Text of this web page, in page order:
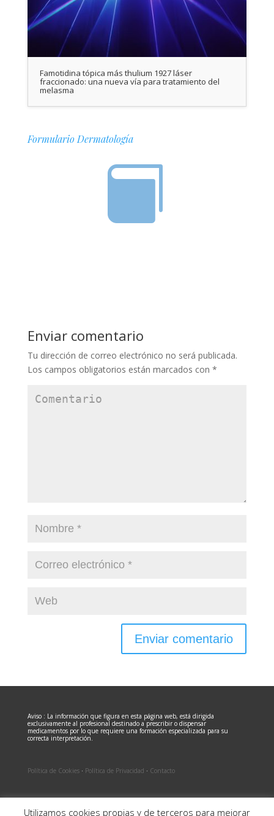
Famotidina tópica más thulium 1927 láser
fraccionado: una nueva vía para tratamiento del
melasma
Formulario Dermatología

Enviar comentario
Tu dirección de correo electrónico no será publicada.
Los campos obligatorios están marcados con *
Aviso : La información que figura en esta página web, está dirigida
exclusivamente al profesional destinado a prescribir o dispensar
medicamentos por lo que requiere una formación especializada para su
correcta interpretación.
Política de Cookies· Política de Privacidad · Contacto
Utilizamos cookies propias y de terceros para mejorar